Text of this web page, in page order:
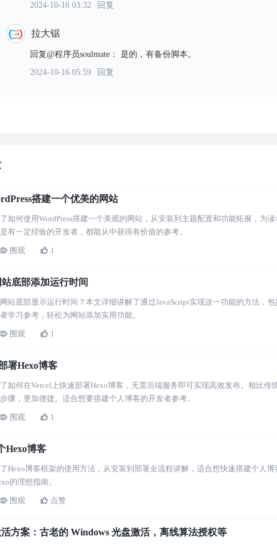
2024-10-16 03:32
回复
拉大锯
回复@程序员soulmate ： 是的，有备份脚本。
2024-10-16 05:59
回复
搭建一个优美的网站
如何使用WordPress搭建一个美观的网站，从安装到主题配置和功能拓展，为
有一定经验的开发者，都能从中获得有价值的参考。
围观 1
底部添加运行时间
站底部显示运行时间？本文详细讲解了通过JavaScript实现这一功能的方法，包
学习参考，轻松为网站添加实用功能。
围观 1
署Hexo博客
如何在Vercel上快速部署Hexo博客，无需后端服务即可实现高效发布。相比传
骤，更加便捷。适合想要搭建个人博客的开发者参考。
围观 1
Hexo博客
Hexo博客框架的使用方法，从安装到部署全流程讲解，适合想快速搭建个人
的理想指南。
围观 点赞
方案：古老的 Windows 光盘激活，离线算法授权等